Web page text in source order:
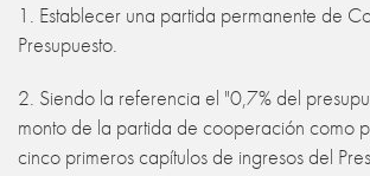
1. Establecer una partida permanente de
Presupuesto.
2. Siendo la referencia el "0,7% del
monto de la partida de cooperación como
cinco primeros capítulos de ingresos del